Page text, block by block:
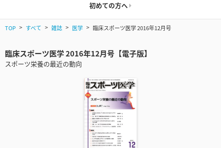
初めての方へ
TOP すべて 雑誌 医学 臨床スポーツ医学 2016年12月号
臨床スポーツ医学 2016年12月号【電子版】
スポーツ栄養の最近の動向